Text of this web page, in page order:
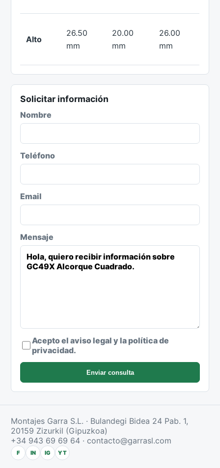
Alto
26.50
mm
20.00
mm
26.00
mm
Solicitar información
Nombre
Teléfono
Email
Mensaje
Acepto el aviso legal y la política de
privacidad.
Enviar consulta
Montajes Garra S.L. · Bulandegi Bidea 24 Pab. 1,
20159 Zizurkil (Gipuzkoa)
+34 943 69 69 64 · contacto@garrasl.com
F IN IG YT